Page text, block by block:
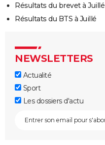
Résultats du brevet à Juillé
Résultats du BTS à Juillé
NEWSLETTERS
Actualité
Sport
Les dossiers d'actu